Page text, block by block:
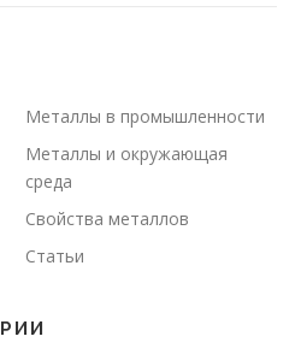
Металлы в промышленности
Металлы и окружающая
среда
Свойства металлов
Статьи